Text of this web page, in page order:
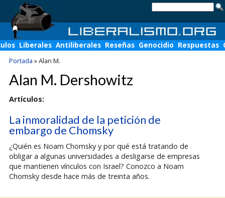
Liberales Antiliberales Reseñas Genocidio Respuestas
Portada »Alan M.
Alan M. Dershowitz
Artículos:
La inmoralidad de la petición de
embargo de Chomsky
¿Quién es Noam Chomsky y por qué está tratando de
obligar a algunas universidades a desligarse de empresas
que mantienen vínculos con Israel? Conozco a Noam
Chomsky desde hace más de treinta años.